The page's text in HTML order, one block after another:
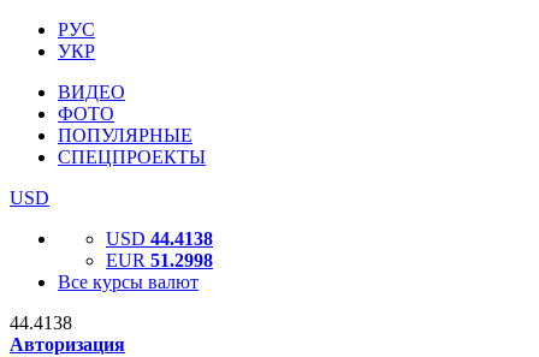
РУС
УКР
ВИДЕО
ФОТО
ПОПУЛЯРНЫЕ
СПЕЦПРОЕКТЫ
USD
USD 44.4138
EUR 51.2998
Все курсы валют
44.4138
Авторизация